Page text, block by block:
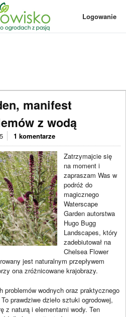
Logowanie
manifest
z wodą
1 komentarze
Zatrzymajcie się
na moment i
zapraszam Was w
podróż do
magicznego
Waterscape
Garden autorstwa
Hugo Bugg
Landscapes, który
zadebiutował na
Chelsea Flower
jest naturalnym przepływem
ona zróżnicowane krajobrazy.
problemów wodnych oraz praktycznego
prawdziwe dzieło sztuki ogrodowej,
z naturą i elementami wody. Ten